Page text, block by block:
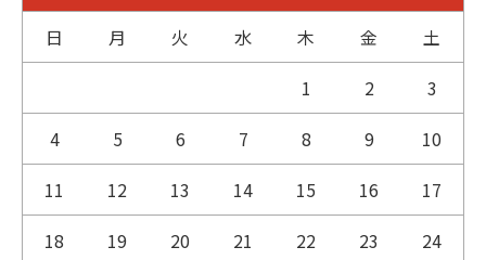
日 月 火 水 木 金
土
1
2
3
4
5 6 7 8 9
10
11
12 13 14 15 16
17
18
19 20 21 22 23
24